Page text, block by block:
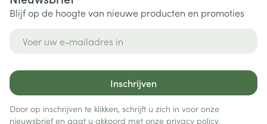
Blijf op de hoogte van nieuwe producten en promoties
Inschrijven
Door op inschrijven te klikken, schrijft u zich in voor onze
nieuwsbrief en gaat u akkoord met onze privacy policy.